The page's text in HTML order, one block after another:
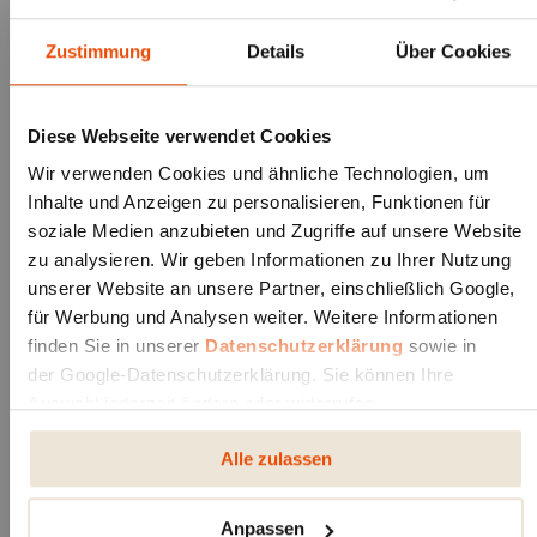
Zustimmung Details Über Cookies
Diese Webseite verwendet Cookies
Wir verwenden Cookies und ähnliche Technologien, um
Inhalte und Anzeigen zu personalisieren, Funktionen für
soziale Medien anzubieten und Zugriffe auf unsere Website
zu analysieren. Wir geben Informationen zu Ihrer Nutzung
unserer Website an unsere Partner, einschließlich Google,
für Werbung und Analysen weiter. Weitere Informationen
finden Sie in unserer Datenschutzerklärung sowie in
der Google-Datenschutzerklärung. Sie können Ihre
Alle zulassen
Anpassen
+
MODERNES HEIZEN MIT HOLZ
Durch das klassische Flammenbild und das
typische Knistern der Holzscheite entsteht eine
angenehme Atmosphäre im Raum - mit überaus